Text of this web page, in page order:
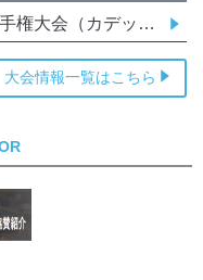
9/5・9/6 令和８年度福島県卓球選手権大会（カデットの部）兼全日本卓球選手権大会（カデットの部） 福島県予選会
大会情報一覧はこちら